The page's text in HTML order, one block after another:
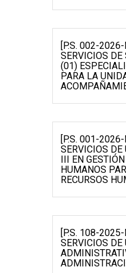
[P.S. 002-
SERVICIOS
(01)
PARA LA
[P.S. 001-
SERVICIOS
III EN
HUMANOS
RECURSOS
[P.S. 108-
SERVICIOS